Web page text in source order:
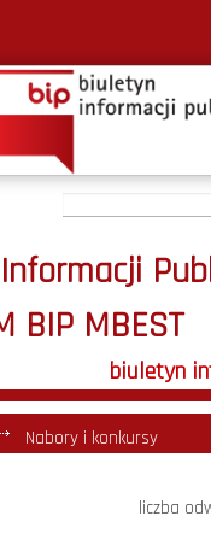
BIP MBEST
biuletyn
Nabory i konkursy
liczba